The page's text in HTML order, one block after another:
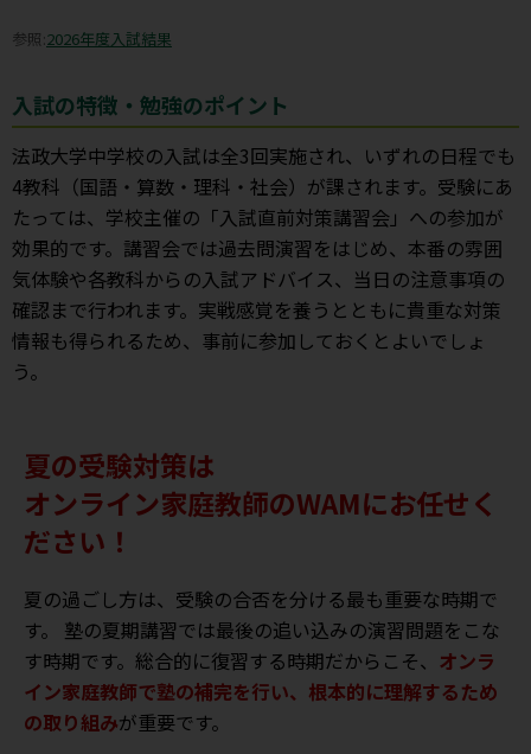
参照:2026年度入試結果
入試の特徴・勉強のポイント
法政大学中学校の入試は全3回実施され、いずれの日程でも
4教科（国語・算数・理科・社会）が課されます。受験にあ
たっては、学校主催の「入試直前対策講習会」への参加が
効果的です。講習会では過去問演習をはじめ、本番の雰囲
気体験や各教科からの入試アドバイス、当日の注意事項の
確認まで行われます。実戦感覚を養うとともに貴重な対策
情報も得られるため、事前に参加しておくとよいでしょ
う。
夏の受験対策は
オンライン家庭教師のWAMにお任せく
ださい！
夏の過ごし方は、受験の合否を分ける最も重要な時期で
す。 塾の夏期講習では最後の追い込みの演習問題をこな
す時期です。総合的に復習する時期だからこそ、 オンラ
イン家庭教師で塾の補完を行い、根本的に理解するため
の取り組みが重要です。